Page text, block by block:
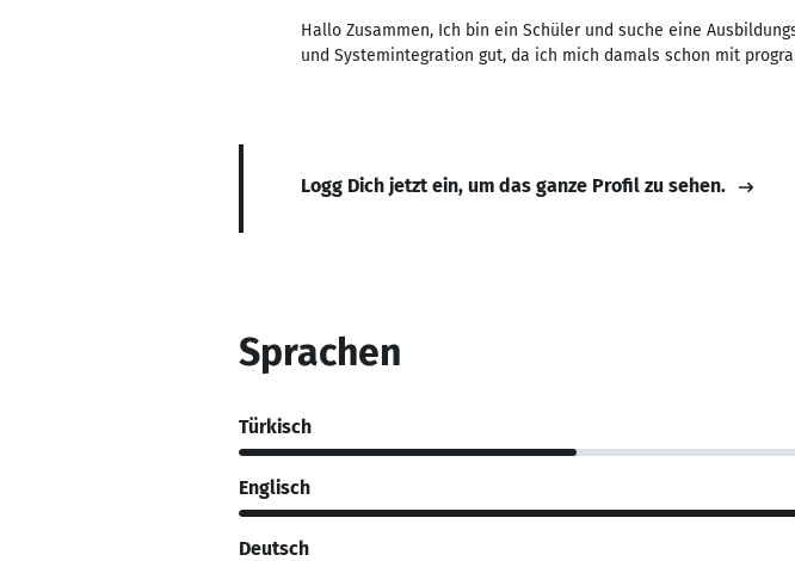
Hallo Zusammen, Ich bin ein Schüler und suche eine
und Systemintegration gut, da ich mich damals schon mit
Logg Dich jetzt ein, um das ganze Profil zu sehen.
Sprachen
Türkisch
Englisch
Deutsch